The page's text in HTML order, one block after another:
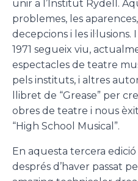
unir a l’Institut Rydell.
problemes, les
decepcions i les
1971 segueix viu,
espectacles de teatre
pels instituts, i altres
llibret de “Grease” per
obres de teatre i nous
“High School Musical”.
En aquesta tercera
després d’haver passat